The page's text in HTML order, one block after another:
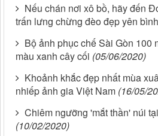
Nếu chán nơi xô bồ, hãy đến
trấn lưng chừng đèo đẹp yên bình
Bộ ảnh phục chế Sài Gòn 100
màu xanh cây cối (05/06/2020)
Khoảnh khắc đẹp nhất mùa
nhiếp ảnh gia Việt Nam (16/05/
Chiêm ngưỡng 'mắt thần' núi
(10/02/2020)